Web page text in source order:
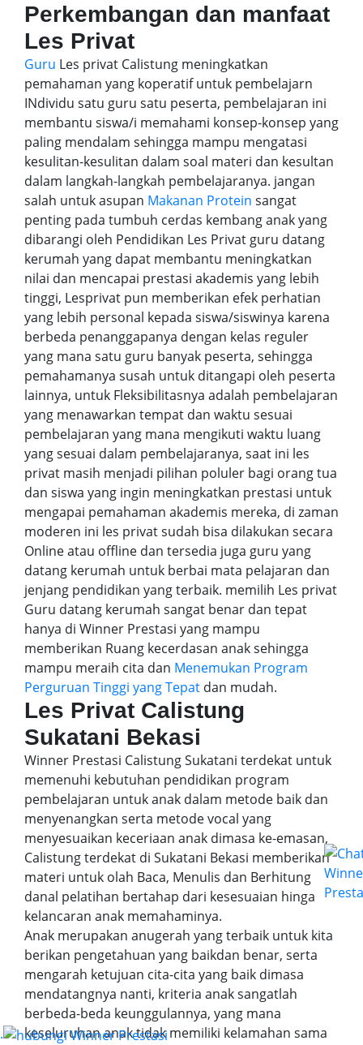
Perkembangan dan manfaat
Les Privat
Guru Les privat Calistung meningkatkan
pemahaman yang koperatif untuk pembelajarn
INdividu satu guru satu peserta, pembelajaran ini
membantu siswa/i memahami konsep-konsep yang
paling mendalam sehingga mampu mengatasi
kesulitan-kesulitan dalam soal materi dan kesultan
dalam langkah-langkah pembelajaranya. jangan
salah untuk asupan Makanan Protein sangat
penting pada tumbuh cerdas kembang anak yang
dibarangi oleh Pendidikan Les Privat guru datang
kerumah yang dapat membantu meningkatkan
nilai dan mencapai prestasi akademis yang lebih
tinggi, Lesprivat pun memberikan efek perhatian
yang lebih personal kepada siswa/siswinya karena
berbeda penanggapanya dengan kelas reguler
yang mana satu guru banyak peserta, sehingga
pemahamanya susah untuk ditangapi oleh peserta
lainnya, untuk Fleksibilitasnya adalah pembelajaran
yang menawarkan tempat dan waktu sesuai
pembelajaran yang mana mengikuti waktu luang
yang sesuai dalam pembelajaranya, saat ini les
privat masih menjadi pilihan poluler bagi orang tua
dan siswa yang ingin meningkatkan prestasi untuk
mengapai pemahaman akademis mereka, di zaman
moderen ini les privat sudah bisa dilakukan secara
Online atau offline dan tersedia juga guru yang
datang kerumah untuk berbai mata pelajaran dan
jenjang pendidikan yang terbaik. memilih Les privat
Guru datang kerumah sangat benar dan tepat
hanya di Winner Prestasi yang mampu
memberikan Ruang kecerdasan anak sehingga
mampu meraih cita dan Menemukan Program
Perguruan Tinggi yang Tepat dan mudah.
Les Privat Calistung
Sukatani Bekasi
Winner Prestasi Calistung Sukatani terdekat untuk
memenuhi kebutuhan pendidikan program
pembelajaran untuk anak dalam metode baik dan
menyenangkan serta metode vocal yang
menyesuaikan keceriaan anak dimasa ke-emasan,
Calistung terdekat di Sukatani Bekasi memberikan
materi untuk olah Baca, Menulis dan Berhitung
danal pelatihan bertahap dari kesesuaian hinga
kelancaran anak memahaminya.
Anak merupakan anugerah yang terbaik untuk kita
berikan pengetahuan yang baikdan benar, serta
mengarah ketujuan cita-cita yang baik dimasa
mendatangnya nanti, kriteria anak sangatlah
berbeda-beda keunggulannya, yang mana
keseluruhan anak tidak memiliki kelamahan sama
.